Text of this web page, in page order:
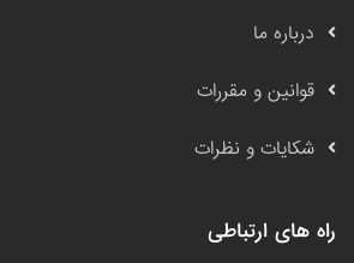
درباره ما
قوانین و مقررات
شکایات و نظرات
راه های ارتباطی